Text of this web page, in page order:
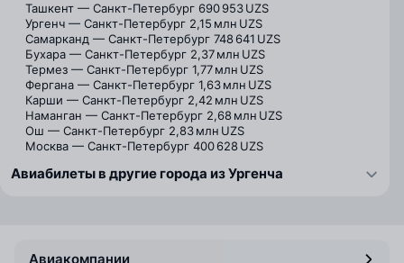
Ташкент — Санкт-Петербург 690 953 UZS
Ургенч — Санкт-Петербург 2,15 млн UZS
Самарканд — Санкт-Петербург 748 641 UZS
Бухара — Санкт-Петербург 2,37 млн UZS
Термез — Санкт-Петербург 1,77 млн UZS
Фергана — Санкт-Петербург 1,63 млн UZS
Карши — Санкт-Петербург 2,42 млн UZS
Наманган — Санкт-Петербург 2,68 млн UZS
Ош — Санкт-Петербург 2,83 млн UZS
Москва — Санкт-Петербург 400 628 UZS
Авиабилеты в другие города из Ургенча
Авиакомпании